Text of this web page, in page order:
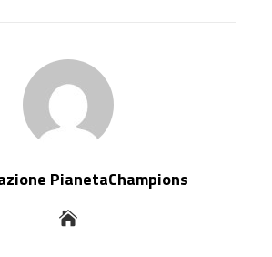
PianetaChampions